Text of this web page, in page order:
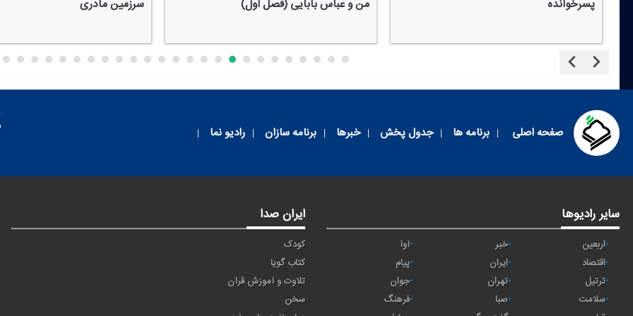
پسرخوانده من و عباس بابایی (فصل اول) سرزمین مادری
صفحه اصلی برنامه ها جدول پخش خبرها برنامه سازان رادیو نما
سایر رادیوها
اربعین خبر
آوا
اقتصاد
ايران
پیام
ترتیل
تهران
جوان
سلامت
صبا
فرهنگ
ایران صدا
کودک
کتاب گویا
تلاوت و آموزش قرآن
سخن